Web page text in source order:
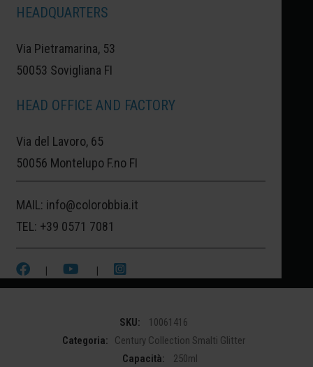
HEADQUARTERS
Via Pietramarina, 53
50053 Sovigliana FI
HEAD OFFICE AND FACTORY
Via del Lavoro, 65
50056 Montelupo F.no FI
MAIL: info@colorobbia.it
TEL: +39 0571 7081
| |
SAN PIETROBURGO:
LA RUSSIA DELL'ARTE E DELLA CULTURA.
PALAZZI E CHIESE COSTRUITE DALLO
UTILIZZO DI ORO PER ESALTARE LA
POTENZA DELL'IMPERO. QUESTO È UN
COLORE PREZIOSO COME GLI ELEMENTI
ARTISTICI E ARCHITETTONICI DEI
PALAZZI RUSSI.
SKU:
10061416
Categoria:
Century Collection Smalti Glitter
Capacità:
250ml